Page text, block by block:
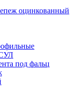
оцинкованный
под фальц